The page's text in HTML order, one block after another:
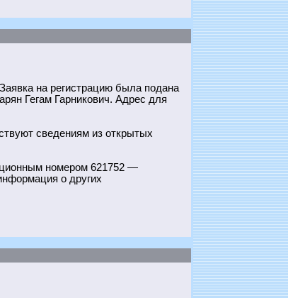
на регистрацию была подана
Гегам Гарникович. Адрес для
сведениям из открытых
номером 621752 —
о других